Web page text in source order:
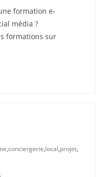
formation e-
média ?
formations sur
,conciergerie,local,projet,